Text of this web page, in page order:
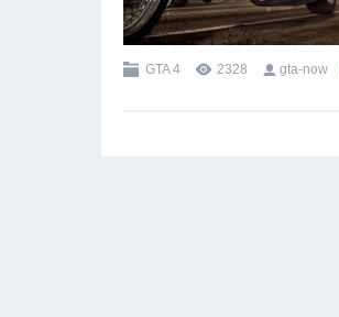
GTA 4 2328 gta-now